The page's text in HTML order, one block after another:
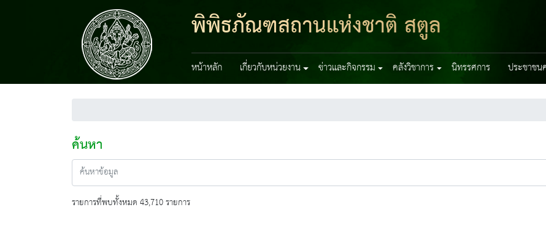
พิพิธภัณฑสถานแห่งชาติ สตูล
หน้าหลัก เกี่ยวกับหน่วยงาน ข่าวและกิจกรรม คลังวิชาการ นิทรรศการ ประชาชน
ค้นหา
รายการที่พบทั้งหมด 43,710 รายการ